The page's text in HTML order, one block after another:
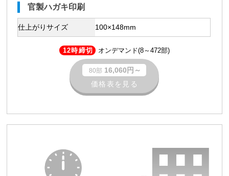
官製ハガキ印刷
仕上がりサイズ 100×148mm
12時締切 オンデマンド(8～472部)
80部 16,060円～
価格表を見る